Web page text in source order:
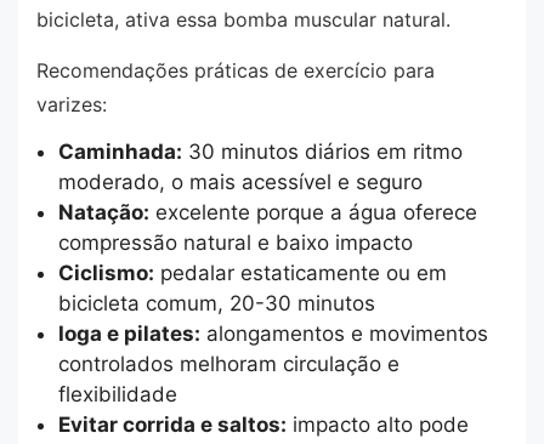
bicicleta, ativa essa bomba muscular natural.
Recomendações práticas de exercício para
varizes:
Caminhada: 30 minutos diários em ritmo
moderado, o mais acessível e seguro
Natação: excelente porque a água oferece
compressão natural e baixo impacto
Ciclismo: pedalar estaticamente ou em
bicicleta comum, 20-30 minutos
Ioga e pilates: alongamentos e movimentos
controlados melhoram circulação e
flexibilidade
Evitar corrida e saltos: impacto alto pode